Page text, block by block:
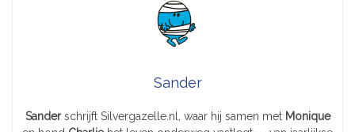
Sander
Sanderschrijft Silvergazelle.nl, waar hij samen met Monique